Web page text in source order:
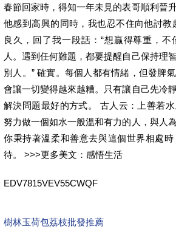
春節回家時，得知一年未見的表哥順利晉
他感到高興的同時，我也忍不住向他討教
良久，回了我一段話：“想贏得尊重，
人。遇到任何難題，都要提醒自己保持理
別人。” 確實。每個人都有情緒，但發脾
會讓一切變得越來越糟。只有讓自己先冷
解決問題最好的方式。 古人云：上善若
努力做一個如水一般溫和有力的人，與人
你秉持著溫柔和善意去與這個世界相處
待。 >>>更多美文：感悟生活
EDV7815VEV55CWQF
樹林玉荷包荔枝批發推薦